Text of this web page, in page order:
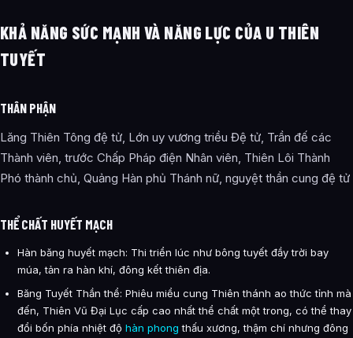
KHẢ NĂNG SỨC MẠNH VÀ NĂNG LỰC CỦA U THIÊN
TUYẾT
THÂN PHẬN
Lăng Thiên Tông đệ tử, Lớn uy vương triều Đệ tử, Trần đế các
Thành viên, trước Chấp Pháp điện Nhân viên, Thiên Lôi Thành
Phó thành chủ, Quảng Hàn phủ Thánh nữ, nguyệt thần cung đệ tử
THỂ CHẤT HUYẾT MẠCH
Hàn băng huyết mạch: Thi triển lúc như bông tuyết đầy trời bay
múa, tản ra hàn khí, đông kết thiên địa.
Băng Tuyết Thần thể: Phiêu miểu cung Thiên thánh ao thức tỉnh mà
đến, Thiên Vũ Đại Lục cấp cao nhất thể chất một trong, có thể thay
đổi bốn phía nhiệt độ hàn phong thấu xương, thậm chí nhưng đông